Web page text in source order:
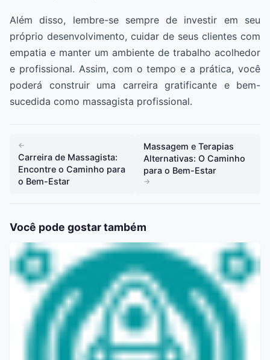
Além disso, lembre-se sempre de investir em seu
próprio desenvolvimento, cuidar de seus clientes com
empatia e manter um ambiente de trabalho acolhedor
e profissional. Assim, com o tempo e a prática, você
poderá construir uma carreira gratificante e bem-
sucedida como massagista profissional.
←
Carreira de Massagista:
Encontre o Caminho para
o Bem-Estar
Massagem e Terapias
Alternativas: O Caminho
para o Bem-Estar
→
Você pode gostar também